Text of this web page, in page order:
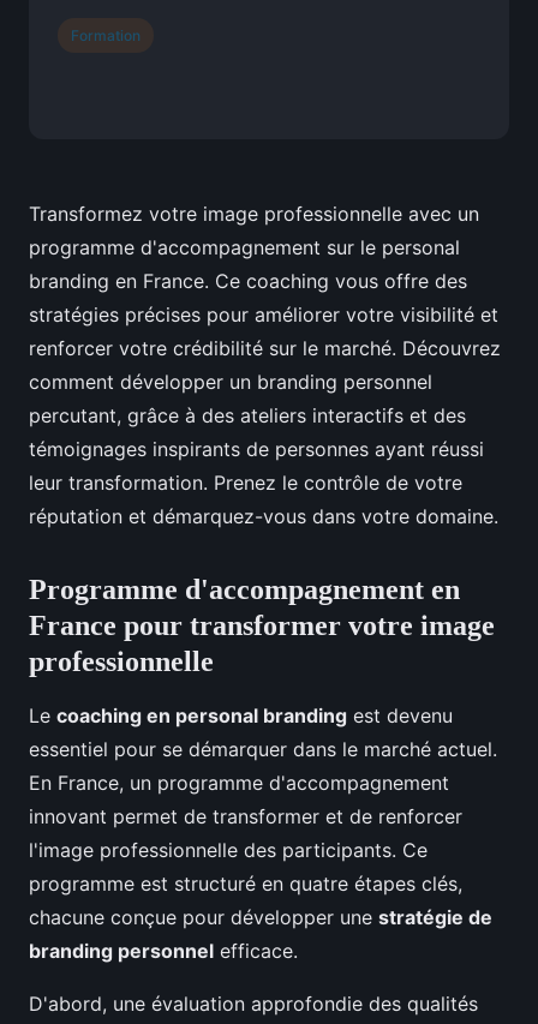
Transformez votre image professionnelle avec un
programme d'accompagnement sur le personal
branding en France. Ce coaching vous offre des
stratégies précises pour améliorer votre visibilité et
renforcer votre crédibilité sur le marché. Découvrez
comment développer un branding personnel
percutant, grâce à des ateliers interactifs et des
témoignages inspirants de personnes ayant réussi
leur transformation. Prenez le contrôle de votre
réputation et démarquez-vous dans votre domaine.
Programme d'accompagnement en
France pour transformer votre image
professionnelle
Le coaching en personal branding est devenu
essentiel pour se démarquer dans le marché actuel.
En France, un programme d'accompagnement
innovant permet de transformer et de renforcer
l'image professionnelle des participants. Ce
programme est structuré en quatre étapes clés,
chacune conçue pour développer une stratégie de
branding personnel efficace.
D'abord, une évaluation approfondie des qualités
Formation